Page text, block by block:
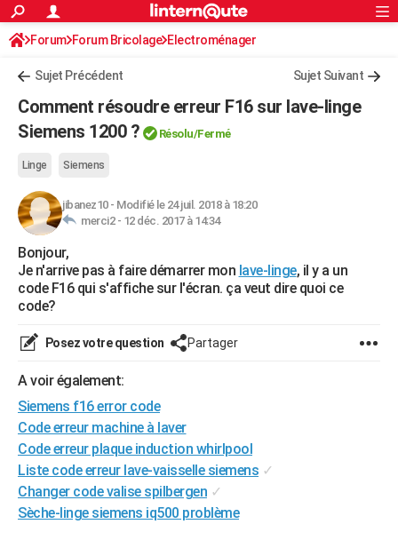
ACTUALITÉS
Politique
Société
Faits Divers
Education
Monde
Villes
+
Programme TV
TNTStreaming
Cinéma
Sorties cinéma
Musique
+FINANCE
Retraite
Impôts
Epargne
Immobilier
Risques naturels par ville
Banque
Assurance
Crédit
AUTO
Essais
Réserver un essai
Citadines
Berlines
SUV
Forum auto
HIGH-TECH
Mobiles
Meilleur smartphone
Internet
Ordinateurs
Jeux vidéo
Guide high-tech
BRICOLAGE
Forum
Aménagement intérieur
Extérieur
Cuisine
Salle de bains
Jardinage
Rangement
WEEK-END
Guides de France
Escapades
Patrimoine
Expositions
Musées
Week-end nature
+LIFESTYLE
Art de vivre
Bien-être
Loisirs
Mode
Modes de vie
SANTE
Alimentation
Guide de la santé
Maladies
Médicaments
Sommeil
VOYAGE
Destinations
City break
Voyage nature
Voyage de noces
Forum
Climat
+PHOTO
GUIDES D'ACHAT
BONS PLANS
S'inscrire
Connexion
Forum Forum Bricolage Electroménager
Sujet Précédent Sujet Suivant
Comment résoudre erreur F16 sur lave-linge
Siemens 1200 ?
Résolu/Fermé
Linge Siemens
jibanez10- Modifié le 24 juil. 2018 à 18:20
merci2 - 12 déc. 2017 à 14:34
Bonjour,
Je n'arrive pas à faire démarrer mon lave-linge, il y a un
code F16 qui s'affiche sur l'écran. ça veut dire quoi ce
code?
Posez votre question Partager
A voir également:
Siemens f16 error code
Code erreur machine à laver
Code erreur plaque induction whirlpool
Liste code erreur lave-vaisselle siemens ✓
Changer code valise spilbergen ✓
Sèche-linge siemens iq500 problème